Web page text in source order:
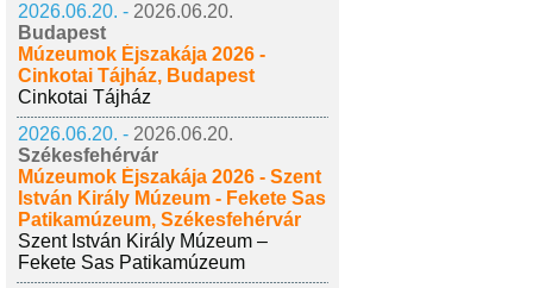
2026.06.20. - 2026.06.20.
Budapest
Múzeumok Éjszakája 2026 -
Cinkotai Tájház, Budapest
Cinkotai Tájház
2026.06.20. - 2026.06.20.
Székesfehérvár
Múzeumok Éjszakája 2026 - Szent
István Király Múzeum - Fekete Sas
Patikamúzeum, Székesfehérvár
Szent István Király Múzeum –
Fekete Sas Patikamúzeum